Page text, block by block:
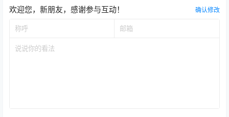
欢迎您，新朋友，感谢参与互动！ 确认修改